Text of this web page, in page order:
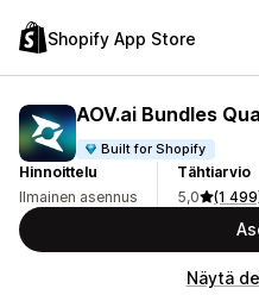
Shopify App Store
AOV.ai Bundles
Built for Shopify
Hinnoittelu
Ilmainen asennus
Tähtiarvio
5,0
(1
Näytä